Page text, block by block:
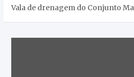
Vala de drenagem do Conjunto